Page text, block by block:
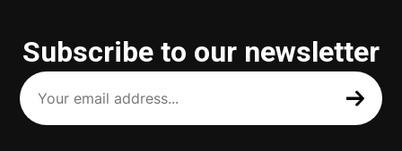
Subscribe to our newsletter
Your
email
address
(Required)